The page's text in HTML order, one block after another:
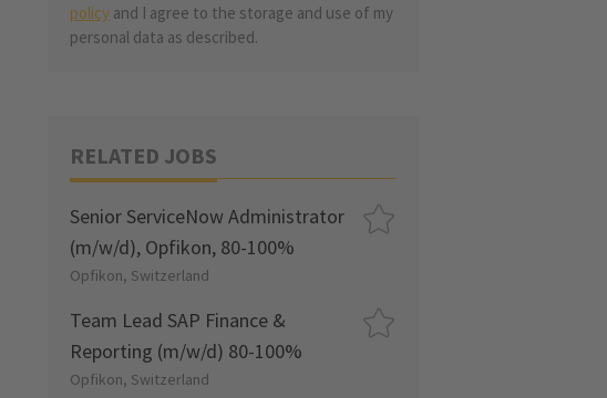
policy and I agree to the storage and use of my
personal data as described.
RELATED JOBS
Senior ServiceNow Administrator
(m/w/d), Opfikon, 80-100%
Opfikon, Switzerland
Team Lead SAP Finance &
Reporting (m/w/d) 80-100%
Opfikon, Switzerland